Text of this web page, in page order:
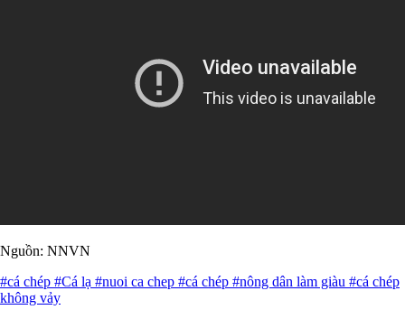
Nguồn: NNVN
#cá chép #Cá lạ #nuoi ca chep #cá chép #nông dân làm giàu #cá chép
không vảy